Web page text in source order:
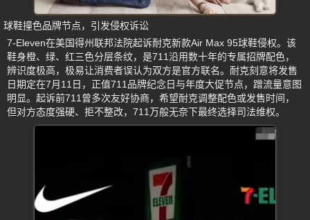
球鞋撞色品牌节点，引发侵权诉讼
7-Eleven在美国得州联邦法院起诉耐克新款Air Max 95球鞋侵权。该
鞋身橙、绿、红三色分层条纹，是711沿用数十年的专属招牌配色，
辨识度极高，极易让消费者误认为双方是官方联名。耐克刻意将发售
日期定在7月11日，正值711品牌纪念日与年度大促节点，蹭流量意图
明显。起诉前711曾多次友好协商，希望耐克调整配色或发售时间，
但对方态度强硬、拒不整改，711万般无奈下最终选择司法维权。